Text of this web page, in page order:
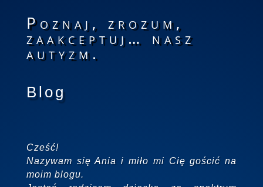
Poznaj, zrozum,
zaakceptuj… nasz
autyzm.
Blog
Cześć!
Nazywam się Ania i miło mi Cię gościć na
moim blogu.